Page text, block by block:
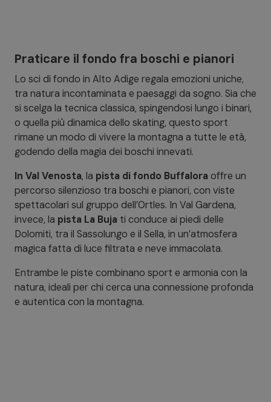
Praticare il fondo fra boschi e pianori
Lo sci di fondo in Alto Adige regala emozioni uniche,
tra natura incontaminata e paesaggi da sogno. Sia che
si scelga la tecnica classica, spingendosi lungo i binari,
o quella più dinamica dello skating, questo sport
rimane un modo di vivere la montagna a tutte le età,
godendo della magia dei boschi innevati.
In Val Venosta, la pista di fondo Buffalora offre un
percorso silenzioso tra boschi e pianori, con viste
spettacolari sul gruppo dell’Ortles. In Val Gardena,
invece, la pista La Buja ti conduce ai piedi delle
Dolomiti, tra il Sassolungo e il Sella, in un’atmosfera
magica fatta di luce filtrata e neve immacolata.
Entrambe le piste combinano sport e armonia con la
natura, ideali per chi cerca una connessione profonda
e autentica con la montagna.